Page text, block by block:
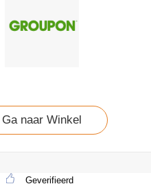
Ga naar Winkel
Geverifieerd